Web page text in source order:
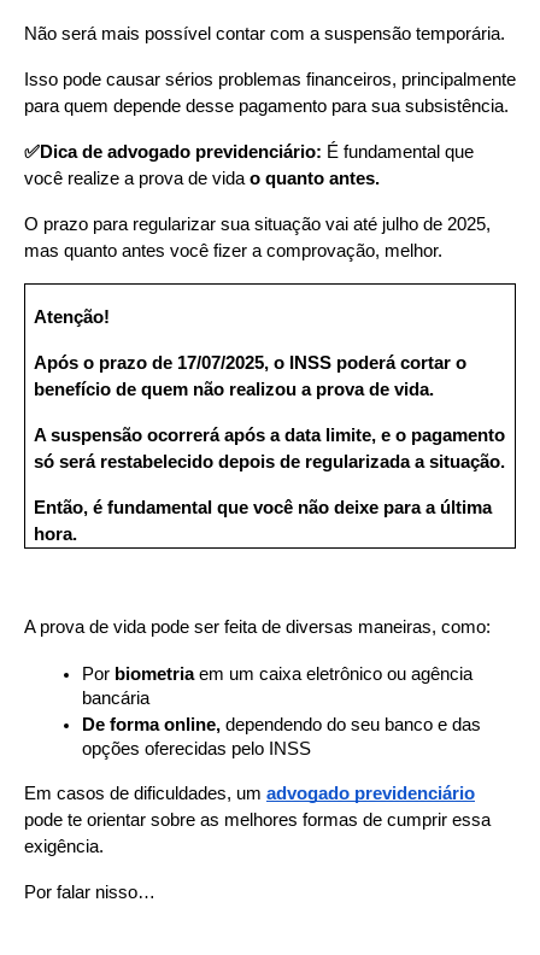
Não será mais possível contar com a suspensão temporária.
Isso pode causar sérios problemas financeiros, principalmente
para quem depende desse pagamento para sua subsistência.
✅Dica de advogado previdenciário: É fundamental que
você realize a prova de vida o quanto antes.
O prazo para regularizar sua situação vai até julho de 2025,
mas quanto antes você fizer a comprovação, melhor.
Atenção!
Após o prazo de 17/07/2025, o INSS poderá cortar o
benefício de quem não realizou a prova de vida.
A suspensão ocorrerá após a data limite, e o pagamento
só será restabelecido depois de regularizada a situação.
Então, é fundamental que você não deixe para a última
hora.
A prova de vida pode ser feita de diversas maneiras, como:
Por biometria em um caixa eletrônico ou agência
bancária
De forma online, dependendo do seu banco e das
opções oferecidas pelo INSS
Em casos de dificuldades, um advogado previdenciário
pode te orientar sobre as melhores formas de cumprir essa
exigência.
Por falar nisso…